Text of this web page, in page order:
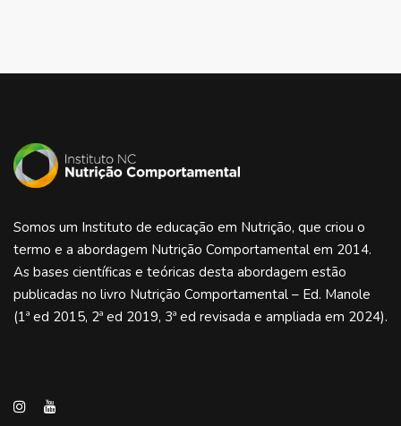
Somos um Instituto de educação em Nutrição, que criou o
termo e a abordagem Nutrição Comportamental em 2014.
As bases científicas e teóricas desta abordagem estão
publicadas no livro Nutrição Comportamental – Ed. Manole
(1ª ed 2015, 2ª ed 2019, 3ª ed revisada e ampliada em 2024).